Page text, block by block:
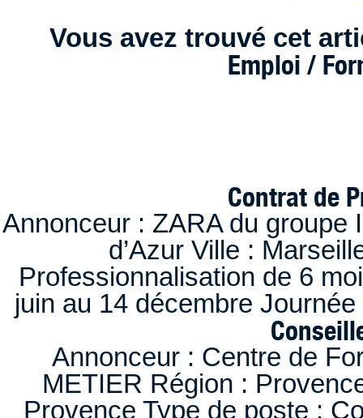
Vous avez trouvé cet
Emploi /
Contrat de
Annonceur : ZARA du
d’Azur Ville :
Professionnalisation de 6
juin au 14 décembre
Annonceur : Centre de
METIER Région :
Provence Type de poste :